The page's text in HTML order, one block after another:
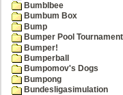
Bumblbee
Bumbum Box
Bump
Bumper Pool Tournament
Bumper!
Bumperball
Bumpomov's Dogs
Bumpong
Bundesligasimulation